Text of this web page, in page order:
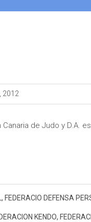
2012
de Judo y D.A.
, FEDERACIO DEFENSA
KENDO,